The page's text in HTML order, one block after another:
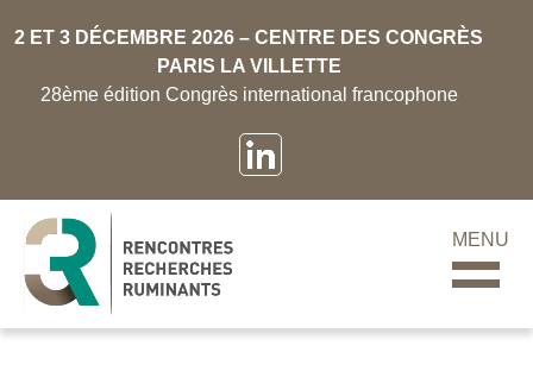
2 ET 3 DÉCEMBRE 2026 – CENTRE DES CONGRÈS
PARIS LA VILLETTE
28ème édition Congrès international francophone
MENU